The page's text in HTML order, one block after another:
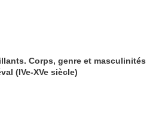
Corps, genre et masculinités
(IVe-XVe siècle)